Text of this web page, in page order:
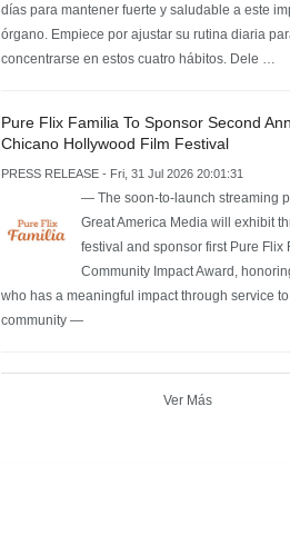
días para mantener fuerte y saludable a este
órgano. Empiece por ajustar su rutina diaria
concentrarse en estos cuatro hábitos. Dele …
Pure Flix Familia To Sponsor Second
Chicano Hollywood Film Festival
PRESS RELEASE - Fri, 31 Jul 2026 20:01:31
— The soon-to-launch streaming
Great America Media will exhibit
festival and sponsor first Pure Flix
Community Impact Award,
who has a meaningful impact through service
community —
Ver Más